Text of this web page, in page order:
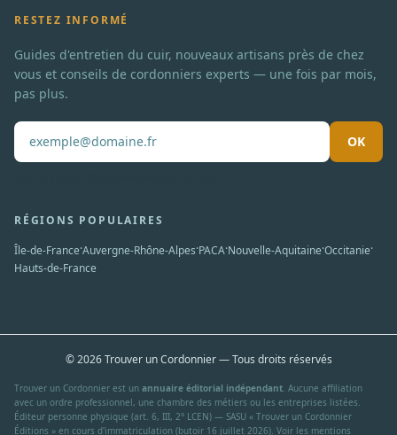
RESTEZ INFORMÉ
Guides d'entretien du cuir, nouveaux artisans près de chez
vous et conseils de cordonniers experts — une fois par mois,
pas plus.
OK
RÉGIONS POPULAIRES
Île-de-France·Auvergne-Rhône-Alpes·PACA·Nouvelle-Aquitaine·Occitanie·
Hauts-de-France
© 2026 Trouver un Cordonnier — Tous droits réservés
Trouver un Cordonnier est un annuaire éditorial indépendant. Aucune affiliation
avec un ordre professionnel, une chambre des métiers ou les entreprises listées.
Éditeur personne physique (art. 6, III, 2° LCEN) — SASU « Trouver un Cordonnier
Éditions » en cours d'immatriculation (butoir 16 juillet 2026). Voir les mentions